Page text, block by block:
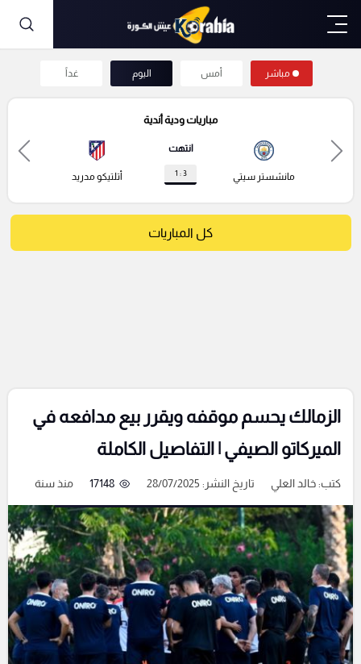
مباشر أمس اليوم غداً
مباريات ودية أندية
مانشستر سيتي
انتهت
3 : 1 أتلتيكو مدريد
كل المباريات
الزمالك يحسم موقفه ويقرر بيع مدافعه في
الميركاتو الصيفي | التفاصيل الكاملة
كتب:خالد العلي تاريخ النشر: 28/07/2025 17148 منذ سنة